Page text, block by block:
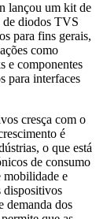
lançou um kit de
de diodos TVS
​​para fins gerais,
como
e componentes
​​para interfaces
cresça com o
é
o que está
de consumo
mobilidade e
dispositivos
demanda dos